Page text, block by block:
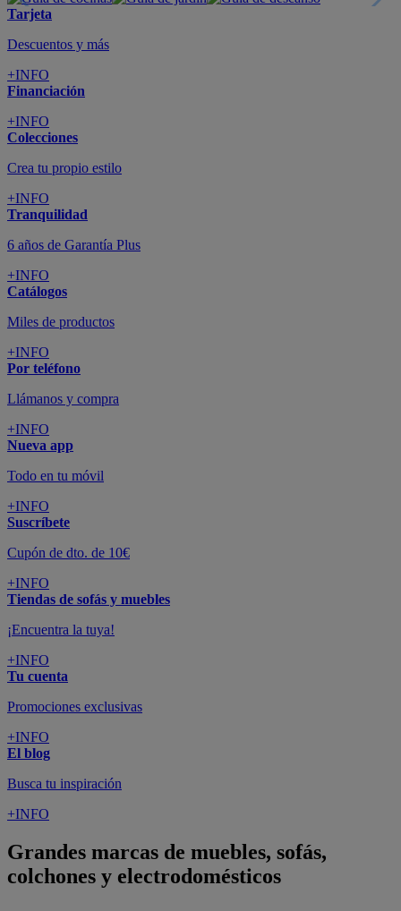
Tarjeta
Descuentos y más
+INFO
Financiación
+INFO
Colecciones
Crea tu propio estilo
+INFO
Tranquilidad
6 años de Garantía Plus
+INFO
Catálogos
Miles de productos
+INFO
Por teléfono
Llámanos y compra
+INFO
Nueva app
Todo en tu móvil
+INFO
Suscríbete
Cupón de dto. de 10€
+INFO
Tiendas de sofás y muebles
¡Encuentra la tuya!
+INFO
Tu cuenta
Promociones exclusivas
+INFO
El blog
Busca tu inspiración
+INFO
Grandes marcas de muebles, sofás,
colchones y electrodomésticos